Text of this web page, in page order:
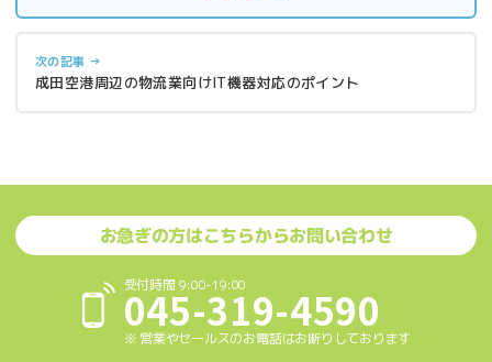
次の記事 →
成田空港周辺の物流業向けIT機器対応のポイント
お急ぎの方はこちらからお問い合わせ
受付時間 9:00-19:00
045-319-4590
※ 営業やセールスのお電話はお断りしております